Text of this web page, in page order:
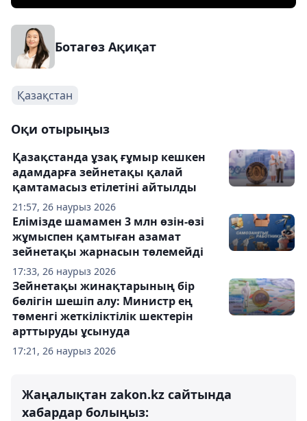
Ботагөз Ақиқат
Қазақстан
Оқи отырыңыз
21:57, 26 наурыз 2026
Қазақстанда ұзақ ғұмыр кешкен
адамдарға зейнетақы қалай
қамтамасыз етілетіні айтылды
17:33, 26 наурыз 2026
Елімізде шамамен 3 млн өзін-өзі
жұмыспен қамтыған азамат
зейнетақы жарнасын төлемейді
17:21, 26 наурыз 2026
Зейнетақы жинақтарының бір
бөлігін шешіп алу: Министр ең
төменгі жеткіліктілік шектерін
арттыруды ұсынуда
Жаңалықтан zakon.kz сайтында
хабардар болыңыз: